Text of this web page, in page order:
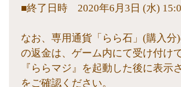
■終了日時 2020年6月3日 (水)
なお、専用通貨「らら石」(購入分
の返金は、ゲーム内にて受け付け
『ららマジ』を起動した後に表示
をご確認ください。